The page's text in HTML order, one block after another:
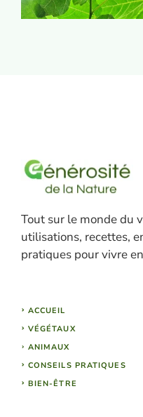
Tout sur le monde du
utilisations, recettes,
pratiques pour vivre
ACCUEIL
VÉGÉTAUX
ANIMAUX
CONSEILS PRATIQUES
BIEN-ÊTRE